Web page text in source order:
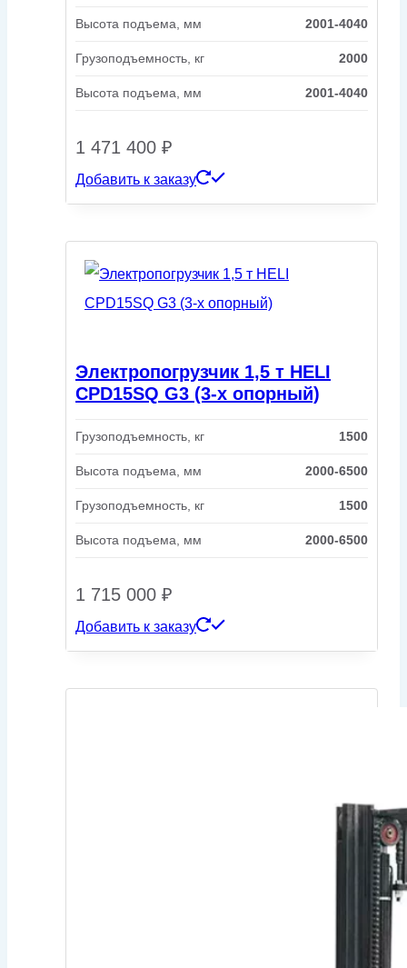
Высота подъема, мм 2001-4040
Грузоподъемность, кг 2000
Высота подъема, мм 2001-4040
1 471 400 ₽
Добавить к заказу
Электропогрузчик 1,5 т HELI
CPD15SQ G3 (3-х опорный)
Грузоподъемность, кг 1500
Высота подъема, мм 2000-6500
Грузоподъемность, кг 1500
Высота подъема, мм 2000-6500
1 715 000 ₽
Добавить к заказу